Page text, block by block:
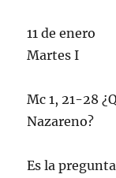
11 de enero
Martes I
Mc 1, 21-28
Nazareno?
Es la